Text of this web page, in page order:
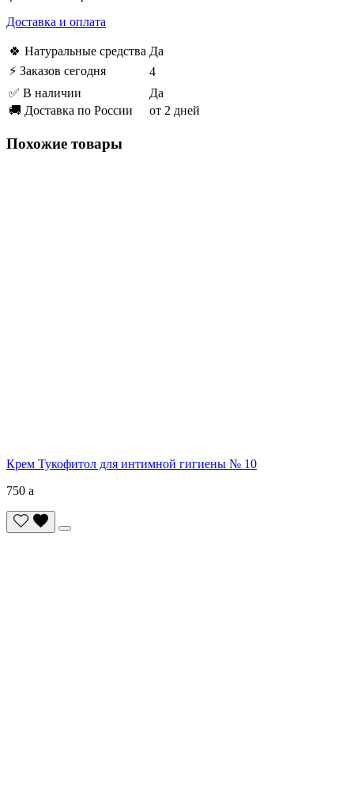
Доставка и оплата
🍀 Натуральные средства Да
⚡ Заказов сегодня
4
✅ В наличии
Да
🚚 Доставка по России
от 2 дней
Похожие товары
Крем Тукофитол для интимной гигиены № 10
750 a